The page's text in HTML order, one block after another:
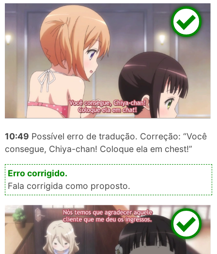
10:49 Possível erro de tradução. Correção: “Você
consegue, Chiya-chan! Coloque ela em chest!”
Fala corrigida como proposto.